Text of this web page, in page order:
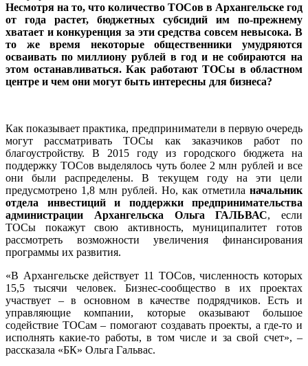
Несмотря на то, что количество ТОСов в Архангельске год
от года растет, бюджетных субсидий им по-прежнему
хватает и конкуренция за эти средства совсем невысока. В
то же время некоторые общественники умудряются
осваивать по миллиону рублей в год и не собираются на
этом останавливаться. Как работают ТОСы в областном
центре и чем они могут быть интересны для бизнеса?
Как показывает практика, предприниматели в первую очередь
могут рассматривать ТОСы как заказчиков работ по
благоустройству. В 2015 году из городского бюджета на
поддержку ТОСов выделялось чуть более 2 млн рублей и все
они были распределены. В текущем году на эти цели
предусмотрено 1,8 млн рублей. Но, как отметила начальник
отдела инвестиций и поддержки предпринимательства
администрации Архангельска Ольга ГАЛЬВАС, если
ТОСы покажут свою активность, муниципалитет готов
рассмотреть возможности увеличения финансирования
программы их развития.
«В Архангельске действует 11 ТОСов, численность которых
15,5 тысячи человек. Бизнес-сообщество в их проектах
участвует – в основном в качестве подрядчиков. Есть и
управляющие компании, которые оказывают большое
содействие ТОСам – помогают создавать проекты, а где-то и
исполнять какие-то работы, в том числе и за свой счет», –
рассказала «БК» Ольга Гальвас.